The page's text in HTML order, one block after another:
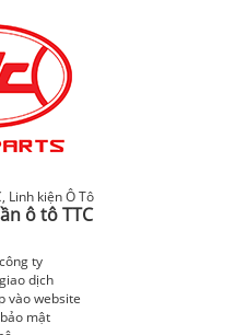
, Linh kiện Ô Tô
ô tô TTC
ty
dịch
vào website
mật